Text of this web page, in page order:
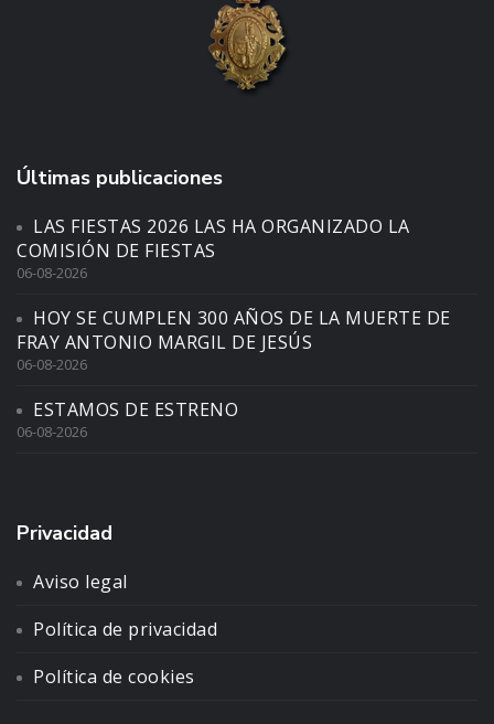
Últimas publicaciones
LAS FIESTAS 2026 LAS HA ORGANIZADO LA
COMISIÓN DE FIESTAS
06-08-2026
HOY SE CUMPLEN 300 AÑOS DE LA MUERTE DE
FRAY ANTONIO MARGIL DE JESÚS
06-08-2026
ESTAMOS DE ESTRENO
06-08-2026
Privacidad
Aviso legal
Política de privacidad
Política de cookies